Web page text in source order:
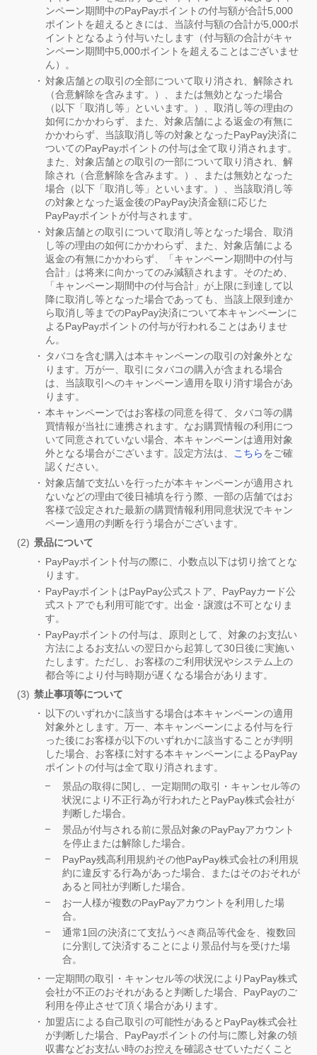
ンペーン期間中のPayPayポイントの付与額が合計5,000
ポイントを超えるときには、当該付与額の合計が5,000ポ
イントとなるよう付与いたします（付与額の合計がキャ
ンペーン期間中5,000ポイントを超えることはございませ
ん）。
対象店舗との取引の全部について取り消され、解除され
（合意解除を含みます。）、または無効となった場合
（以下「取消し等」といいます。）、取消し等の理由の
如何にかかわらず、また、対象店舗による返金の有無に
かかわらず、当該取消し等の対象となったPayPay決済に
ついてのPayPayポイントの付与は全て取り消されます。
また、対象店舗との取引の一部について取り消され、解
除され（合意解除を含みます。）、または無効となった
場合（以下「取消し等」といいます。）、当該取消し等
の対象となった返金後のPayPay決済金額に応じた
PayPayポイントが付与されます。
対象店舗との取引について取消し等となった場合、取消
し等の理由の如何にかかわらず、また、対象店舗による
返金の有無にかかわらず、「キャンペーン期間中の付与
合計」は将来に向かってのみ減額されます。そのため、
「キャンペーン期間中の付与合計」が上限に到達して以
降に取消し等となった場合であっても、当該上限到達か
ら取消し等までのPayPay決済について本キャンペーンに
よるPayPayポイントの付与が行われることはありませ
ん。
タバコを含む購入は本キャンペーンの取引の対象外とな
ります。万が一、取引にタバコの購入が含まれる場合
は、当該取引へのキャンペーン適用を取り消す場合があ
ります。
本キャンペーンではお客様の同意を得て、タバコ等の購
買情報が当社に連携されます。なお購買情報の利用につ
いて同意されていない場合、本キャンペーンは適用対象
外となる場合がございます。設定方法は、
こちらをご確
認ください。
対象店舗で支払いを行ったが本キャンペーンが適用され
ないなどの理由で後日補填を行う際、一部の店舗ではお
客様で設定された最新の購買情報利用同意状況でキャン
ペーン適用の判断を行う場合がございます。
景品について
PayPayポイント付与の際に、小数点以下は切り捨てとな
ります。
PayPayポイントはPayPay公式ストア、PayPayカード公
式ストアでも利用可能です。出金・譲渡は不可となりま
す。
PayPayポイントの付与は、原則として、対象のお支払い
方法によるお支払いの翌日から起算して30日後に実施い
たします。ただし、お客様のご利用状況やシステム上の
都合等により付与時期が遅くなる場合があります。
禁止事項等について
以下のいずれかに該当する場合は本キャンペーンの適用
対象外とします。万一、本キャンペーンによる付与を行
った後にお客様が以下のいずれかに該当することが判明
した場合、お客様に対する本キャンペーンによるPayPay
ポイントの付与は全て取り消されます。
景品の取得に関し、一定期間の取引・キャンセル等の
状況により不正行為が行われたとPayPay株式会社が
判断した場合。
景品が付与される前に景品対象のPayPayアカウント
を停止または解除した場合。
PayPay残高利用規約その他PayPay株式会社の利用規
約に違反する行為があった場合、またはそのおそれが
あると同社が判断した場合。
お一人様が複数のPayPayアカウントを利用した場
合。
通常1回の決済にて支払うべき商品等代金を、複数回
に分割して決済することにより景品付与を受けた場
合。
一定期間の取引・キャンセル等の状況によりPayPay株式
会社が不正のおそれがあると判断した場合、PayPayのご
利用を停止させて頂く場合があります。
加盟店による自己取引の可能性があるとPayPay株式会社
が判断した場合、PayPayポイントの付与に際し対象の領
収書などお支払い時のお控えを確認させていただくこと